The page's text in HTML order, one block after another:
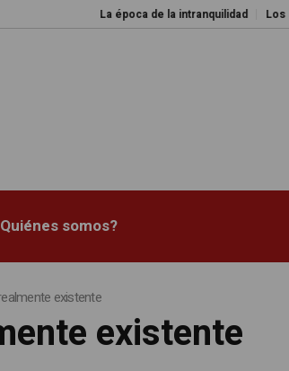
La época de la intranquilidad Los amos del
somos?
existente
existente